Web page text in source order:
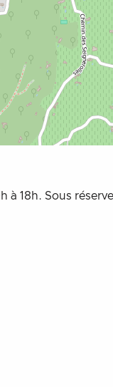
à 18h. Sous